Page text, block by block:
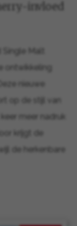
invloed
Malt
ontwikkeling
nieuwe
op de stijl van
meer nadruk
krijgt de
de herkenbare